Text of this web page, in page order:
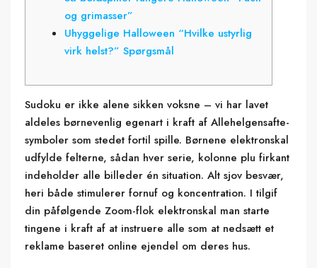
og grimasser”
Uhyggelige Halloween “Hvilke ustyrlig
virk helst?” Spørgsmål
Sudoku er ikke alene sikken voksne – vi har lavet
aldeles børnevenlig egenart i kraft af Allehelgensafte-
symboler som stedet fortil spille. Børnene elektronskal
udfylde felterne, sådan hver serie, kolonne plu firkant
indeholder alle billeder én situation. Alt sjov besvær,
heri både stimulerer fornuf og koncentration. I tilgif
din påfølgende Zoom-flok elektronskal man starte
tingene i kraft af at instruere alle som at nedsætt et
reklame baseret online ejendel om deres hus.